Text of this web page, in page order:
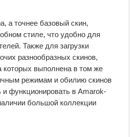
а точнее базовый скин,
стиле, что удобно для
Также для загрузки
разнообразных скинов,
которых выполнена в том же
режимам и обилию скинов
функционировать в Amarok-
большой коллекции